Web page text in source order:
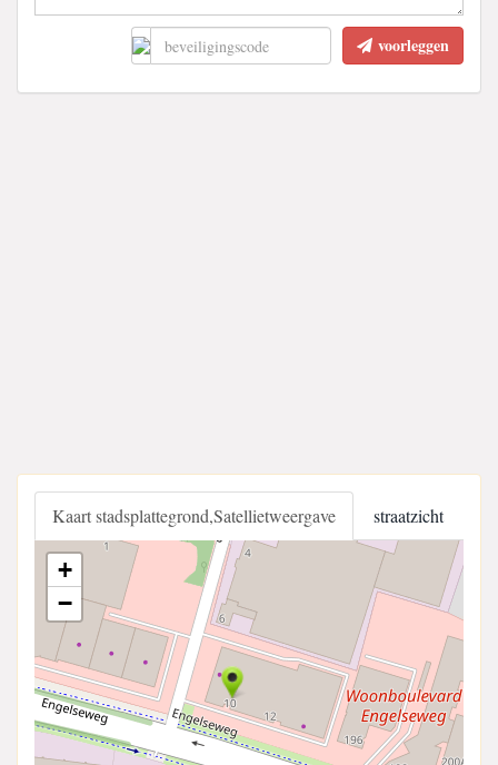
voorleggen
Kaart stadsplattegrond,Satellietweergave straatzicht
+
−